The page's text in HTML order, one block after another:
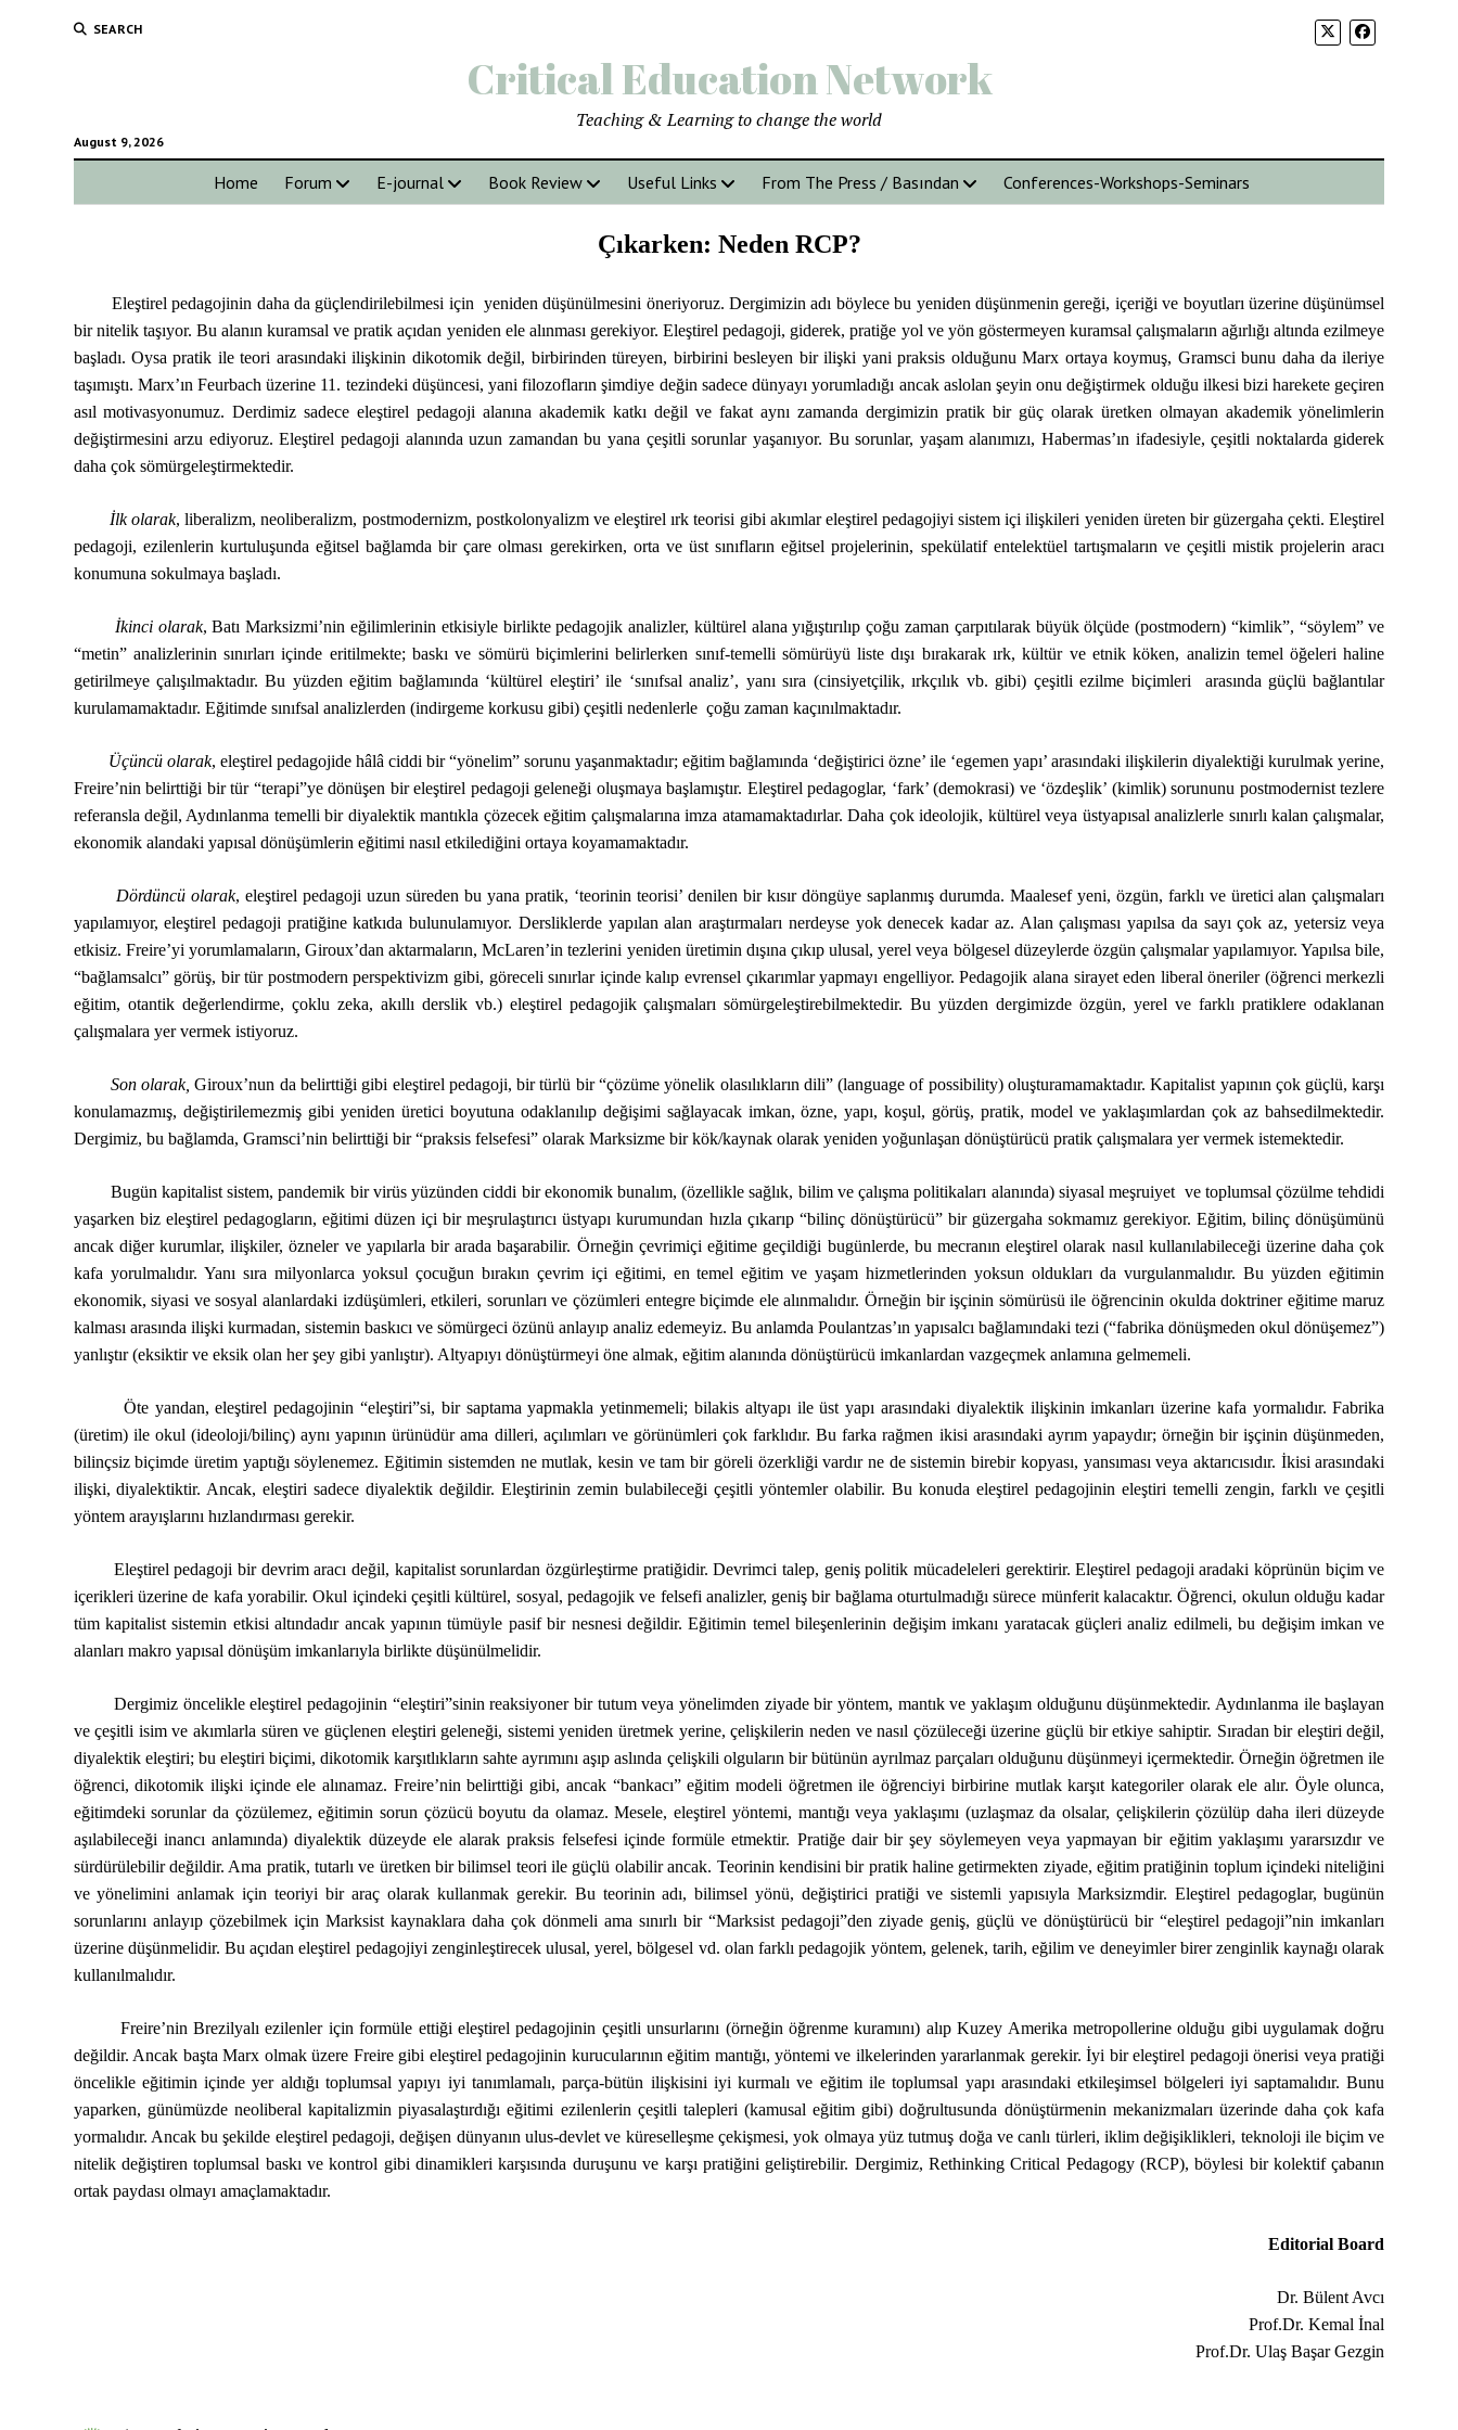
SEARCH
Critical Education Network
August 9, 2026
Teaching & Learning to change the world
Home Forum E-journal Book Review Useful Links From The Press / Basından Conferences-Workshops-Seminars
Çıkarken: Neden RCP?
Eleştirel pedagojinin daha da güçlendirilebilmesi için yeniden düşünülmesini öneriyoruz. Dergimizin adı böylece bu yeniden düşünmenin gereği, içeriği ve boyutları üzerine düşünümsel
bir nitelik taşıyor. Bu alanın kuramsal ve pratik açıdan yeniden ele alınması gerekiyor. Eleştirel pedagoji, giderek, pratiğe yol ve yön göstermeyen kuramsal çalışmaların ağırlığı altında ezilmeye
başladı. Oysa pratik ile teori arasındaki ilişkinin dikotomik değil, birbirinden türeyen, birbirini besleyen bir ilişki yani praksis olduğunu Marx ortaya koymuş, Gramsci bunu daha da ileriye
taşımıştı. Marx’ın Feurbach üzerine 11. tezindeki düşüncesi, yani filozofların şimdiye değin sadece dünyayı yorumladığı ancak aslolan şeyin onu değiştirmek olduğu ilkesi bizi harekete geçiren
asıl motivasyonumuz. Derdimiz sadece eleştirel pedagoji alanına akademik katkı değil ve fakat aynı zamanda dergimizin pratik bir güç olarak üretken olmayan akademik yönelimlerin
değiştirmesini arzu ediyoruz. Eleştirel pedagoji alanında uzun zamandan bu yana çeşitli sorunlar yaşanıyor. Bu sorunlar, yaşam alanımızı, Habermas’ın ifadesiyle, çeşitli noktalarda giderek
daha çok sömürgeleştirmektedir.
İlk olarak, liberalizm, neoliberalizm, postmodernizm, postkolonyalizm ve eleştirel ırk teorisi gibi akımlar eleştirel pedagojiyi sistem içi ilişkileri yeniden üreten bir güzergaha çekti. Eleştirel
pedagoji, ezilenlerin kurtuluşunda eğitsel bağlamda bir çare olması gerekirken, orta ve üst sınıfların eğitsel projelerinin, spekülatif entelektüel tartışmaların ve çeşitli mistik projelerin aracı
konumuna sokulmaya başladı.
İkinci olarak, Batı Marksizmi’nin eğilimlerinin etkisiyle birlikte pedagojik analizler, kültürel alana yığıştırılıp çoğu zaman çarpıtılarak büyük ölçüde (postmodern) “kimlik”, “söylem” ve
“metin” analizlerinin sınırları içinde eritilmekte; baskı ve sömürü biçimlerini belirlerken sınıf-temelli sömürüyü liste dışı bırakarak ırk, kültür ve etnik köken, analizin temel öğeleri haline
getirilmeye çalışılmaktadır. Bu yüzden eğitim bağlamında ‘kültürel eleştiri’ ile ‘sınıfsal analiz’, yanı sıra (cinsiyetçilik, ırkçılık vb. gibi) çeşitli ezilme biçimleri arasında güçlü bağlantılar
kurulamamaktadır. Eğitimde sınıfsal analizlerden (indirgeme korkusu gibi) çeşitli nedenlerle çoğu zaman kaçınılmaktadır.
Üçüncü olarak, eleştirel pedagojide hâlâ ciddi bir “yönelim” sorunu yaşanmaktadır; eğitim bağlamında ‘değiştirici özne’ ile ‘egemen yapı’ arasındaki ilişkilerin diyalektiği kurulmak yerine,
Freire’nin belirttiği bir tür “terapi”ye dönüşen bir eleştirel pedagoji geleneği oluşmaya başlamıştır. Eleştirel pedagoglar, ‘fark’ (demokrasi) ve ‘özdeşlik’ (kimlik) sorununu postmodernist tezlere
referansla değil, Aydınlanma temelli bir diyalektik mantıkla çözecek eğitim çalışmalarına imza atamamaktadırlar. Daha çok ideolojik, kültürel veya üstyapısal analizlerle sınırlı kalan çalışmalar,
ekonomik alandaki yapısal dönüşümlerin eğitimi nasıl etkilediğini ortaya koyamamaktadır.
Dördüncü olarak, eleştirel pedagoji uzun süreden bu yana pratik, ‘teorinin teorisi’ denilen bir kısır döngüye saplanmış durumda. Maalesef yeni, özgün, farklı ve üretici alan çalışmaları
yapılamıyor, eleştirel pedagoji pratiğine katkıda bulunulamıyor. Dersliklerde yapılan alan araştırmaları nerdeyse yok denecek kadar az. Alan çalışması yapılsa da sayı çok az, yetersiz veya
etkisiz. Freire’yi yorumlamaların, Giroux’dan aktarmaların, McLaren’in tezlerini yeniden üretimin dışına çıkıp ulusal, yerel veya bölgesel düzeylerde özgün çalışmalar yapılamıyor. Yapılsa bile,
“bağlamsalcı” görüş, bir tür postmodern perspektivizm gibi, göreceli sınırlar içinde kalıp evrensel çıkarımlar yapmayı engelliyor. Pedagojik alana sirayet eden liberal öneriler (öğrenci merkezli
eğitim, otantik değerlendirme, çoklu zeka, akıllı derslik vb.) eleştirel pedagojik çalışmaları sömürgeleştirebilmektedir. Bu yüzden dergimizde özgün, yerel ve farklı pratiklere odaklanan
çalışmalara yer vermek istiyoruz.
Son olarak,Giroux’nun da belirttiği gibi eleştirel pedagoji, bir türlü bir “çözüme yönelik olasılıkların dili” (language of possibility) oluşturamamaktadır. Kapitalist yapının çok güçlü, karşı
konulamazmış, değiştirilemezmiş gibi yeniden üretici boyutuna odaklanılıp değişimi sağlayacak imkan, özne, yapı, koşul, görüş, pratik, model ve yaklaşımlardan çok az bahsedilmektedir.
Dergimiz, bu bağlamda, Gramsci’nin belirttiği bir “praksis felsefesi” olarak Marksizme bir kök/kaynak olarak yeniden yoğunlaşan dönüştürücü pratik çalışmalara yer vermek istemektedir.
Bugün kapitalist sistem, pandemik bir virüs yüzünden ciddi bir ekonomik bunalım, (özellikle sağlık, bilim ve çalışma politikaları alanında) siyasal meşruiyet ve toplumsal çözülme tehdidi
yaşarken biz eleştirel pedagogların, eğitimi düzen içi bir meşrulaştırıcı üstyapı kurumundan hızla çıkarıp “bilinç dönüştürücü” bir güzergaha sokmamız gerekiyor. Eğitim, bilinç dönüşümünü
ancak diğer kurumlar, ilişkiler, özneler ve yapılarla bir arada başarabilir. Örneğin çevrimiçi eğitime geçildiği bugünlerde, bu mecranın eleştirel olarak nasıl kullanılabileceği üzerine daha çok
kafa yorulmalıdır. Yanı sıra milyonlarca yoksul çocuğun bırakın çevrim içi eğitimi, en temel eğitim ve yaşam hizmetlerinden yoksun oldukları da vurgulanmalıdır. Bu yüzden eğitimin
ekonomik, siyasi ve sosyal alanlardaki izdüşümleri, etkileri, sorunları ve çözümleri entegre biçimde ele alınmalıdır. Örneğin bir işçinin sömürüsü ile öğrencinin okulda doktriner eğitime maruz
kalması arasında ilişki kurmadan, sistemin baskıcı ve sömürgeci özünü anlayıp analiz edemeyiz. Bu anlamda Poulantzas’ın yapısalcı bağlamındaki tezi (“fabrika dönüşmeden okul dönüşemez”)
yanlıştır (eksiktir ve eksik olan her şey gibi yanlıştır). Altyapıyı dönüştürmeyi öne almak, eğitim alanında dönüştürücü imkanlardan vazgeçmek anlamına gelmemeli.
Öte yandan, eleştirel pedagojinin “eleştiri”si, bir saptama yapmakla yetinmemeli; bilakis altyapı ile üst yapı arasındaki diyalektik ilişkinin imkanları üzerine kafa yormalıdır. Fabrika
(üretim) ile okul (ideoloji/bilinç) aynı yapının ürünüdür ama dilleri, açılımları ve görünümleri çok farklıdır. Bu farka rağmen ikisi arasındaki ayrım yapaydır; örneğin bir işçinin düşünmeden,
bilinçsiz biçimde üretim yaptığı söylenemez. Eğitimin sistemden ne mutlak, kesin ve tam bir göreli özerkliği vardır ne de sistemin birebir kopyası, yansıması veya aktarıcısıdır. İkisi arasındaki
ilişki, diyalektiktir. Ancak, eleştiri sadece diyalektik değildir. Eleştirinin zemin bulabileceği çeşitli yöntemler olabilir. Bu konuda eleştirel pedagojinin eleştiri temelli zengin, farklı ve çeşitli
yöntem arayışlarını hızlandırması gerekir.
Eleştirel pedagoji bir devrim aracı değil, kapitalist sorunlardan özgürleştirme pratiğidir. Devrimci talep, geniş politik mücadeleleri gerektirir. Eleştirel pedagoji aradaki köprünün biçim ve
içerikleri üzerine de kafa yorabilir. Okul içindeki çeşitli kültürel, sosyal, pedagojik ve felsefi analizler, geniş bir bağlama oturtulmadığı sürece münferit kalacaktır. Öğrenci, okulun olduğu kadar
tüm kapitalist sistemin etkisi altındadır ancak yapının tümüyle pasif bir nesnesi değildir. Eğitimin temel bileşenlerinin değişim imkanı yaratacak güçleri analiz edilmeli, bu değişim imkan ve
alanları makro yapısal dönüşüm imkanlarıyla birlikte düşünülmelidir.
Dergimiz öncelikle eleştirel pedagojinin “eleştiri”sinin reaksiyoner bir tutum veya yönelimden ziyade bir yöntem, mantık ve yaklaşım olduğunu düşünmektedir. Aydınlanma ile başlayan
ve çeşitli isim ve akımlarla süren ve güçlenen eleştiri geleneği, sistemi yeniden üretmek yerine, çelişkilerin neden ve nasıl çözüleceği üzerine güçlü bir etkiye sahiptir. Sıradan bir eleştiri değil,
diyalektik eleştiri; bu eleştiri biçimi, dikotomik karşıtlıkların sahte ayrımını aşıp aslında çelişkili olguların bir bütünün ayrılmaz parçaları olduğunu düşünmeyi içermektedir. Örneğin öğretmen ile
öğrenci, dikotomik ilişki içinde ele alınamaz. Freire’nin belirttiği gibi, ancak “bankacı” eğitim modeli öğretmen ile öğrenciyi birbirine mutlak karşıt kategoriler olarak ele alır. Öyle olunca,
eğitimdeki sorunlar da çözülemez, eğitimin sorun çözücü boyutu da olamaz. Mesele, eleştirel yöntemi, mantığı veya yaklaşımı (uzlaşmaz da olsalar, çelişkilerin çözülüp daha ileri düzeyde
aşılabileceği inancı anlamında) diyalektik düzeyde ele alarak praksis felsefesi içinde formüle etmektir. Pratiğe dair bir şey söylemeyen veya yapmayan bir eğitim yaklaşımı yararsızdır ve
sürdürülebilir değildir. Ama pratik, tutarlı ve üretken bir bilimsel teori ile güçlü olabilir ancak. Teorinin kendisini bir pratik haline getirmekten ziyade, eğitim pratiğinin toplum içindeki niteliğini
ve yönelimini anlamak için teoriyi bir araç olarak kullanmak gerekir. Bu teorinin adı, bilimsel yönü, değiştirici pratiği ve sistemli yapısıyla Marksizmdir. Eleştirel pedagoglar, bugünün
sorunlarını anlayıp çözebilmek için Marksist kaynaklara daha çok dönmeli ama sınırlı bir “Marksist pedagoji”den ziyade geniş, güçlü ve dönüştürücü bir “eleştirel pedagoji”nin imkanları
üzerine düşünmelidir. Bu açıdan eleştirel pedagojiyi zenginleştirecek ulusal, yerel, bölgesel vd. olan farklı pedagojik yöntem, gelenek, tarih, eğilim ve deneyimler birer zenginlik kaynağı olarak
kullanılmalıdır.
Freire’nin Brezilyalı ezilenler için formüle ettiği eleştirel pedagojinin çeşitli unsurlarını (örneğin öğrenme kuramını) alıp Kuzey Amerika metropollerine olduğu gibi uygulamak doğru
değildir. Ancak başta Marx olmak üzere Freire gibi eleştirel pedagojinin kurucularının eğitim mantığı, yöntemi ve ilkelerinden yararlanmak gerekir. İyi bir eleştirel pedagoji önerisi veya pratiği
öncelikle eğitimin içinde yer aldığı toplumsal yapıyı iyi tanımlamalı, parça-bütün ilişkisini iyi kurmalı ve eğitim ile toplumsal yapı arasındaki etkileşimsel bölgeleri iyi saptamalıdır. Bunu
yaparken, günümüzde neoliberal kapitalizmin piyasalaştırdığı eğitimi ezilenlerin çeşitli talepleri (kamusal eğitim gibi) doğrultusunda dönüştürmenin mekanizmaları üzerinde daha çok kafa
yormalıdır. Ancak bu şekilde eleştirel pedagoji, değişen dünyanın ulus-devlet ve küreselleşme çekişmesi, yok olmaya yüz tutmuş doğa ve canlı türleri, iklim değişiklikleri, teknoloji ile biçim ve
nitelik değiştiren toplumsal baskı ve kontrol gibi dinamikleri karşısında duruşunu ve karşı pratiğini geliştirebilir. Dergimiz, Rethinking Critical Pedagogy (RCP), böylesi bir kolektif çabanın
ortak paydası olmayı amaçlamaktadır.
Editorial Board
Dr. Bülent Avcı
Prof.Dr. Kemal İnal
Prof.Dr. Ulaş Başar Gezgin